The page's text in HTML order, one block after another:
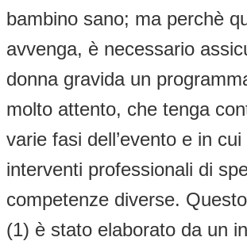
bambino sano; ma perchè
avvenga, è necessario
donna gravida un
molto attento, che tenga
varie fasi dell’evento e in
interventi professionali di
competenze diverse.
(1) è stato elaborato da un